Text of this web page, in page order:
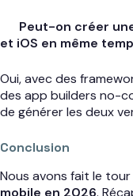
Peut-on créer
et iOS en même
Oui, avec des
des app builders no-
de générer les deux
Conclusion
Nous avons fait le
mobile en 2026.